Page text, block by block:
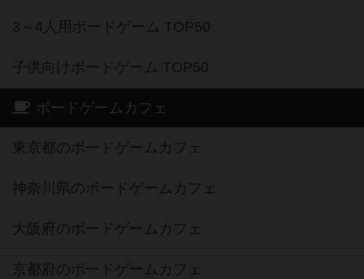
3～4人用ボードゲーム TOP50
子供向けボードゲーム TOP50
ボードゲームカフェ
東京都のボードゲームカフェ
神奈川県のボードゲームカフェ
大阪府のボードゲームカフェ
京都府のボードゲームカフェ